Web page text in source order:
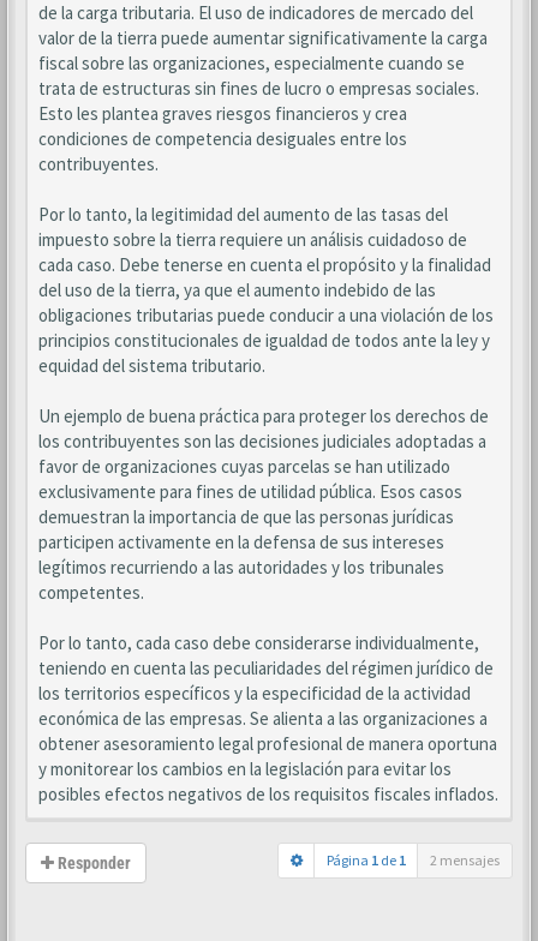
de la carga tributaria. El uso de indicadores de mercado del
valor de la tierra puede aumentar significativamente la carga
fiscal sobre las organizaciones, especialmente cuando se
trata de estructuras sin fines de lucro o empresas sociales.
Esto les plantea graves riesgos financieros y crea
condiciones de competencia desiguales entre los
contribuyentes.
Por lo tanto, la legitimidad del aumento de las tasas del
impuesto sobre la tierra requiere un análisis cuidadoso de
cada caso. Debe tenerse en cuenta el propósito y la finalidad
del uso de la tierra, ya que el aumento indebido de las
obligaciones tributarias puede conducir a una violación de los
principios constitucionales de igualdad de todos ante la ley y
equidad del sistema tributario.
Un ejemplo de buena práctica para proteger los derechos de
los contribuyentes son las decisiones judiciales adoptadas a
favor de organizaciones cuyas parcelas se han utilizado
exclusivamente para fines de utilidad pública. Esos casos
demuestran la importancia de que las personas jurídicas
participen activamente en la defensa de sus intereses
legítimos recurriendo a las autoridades y los tribunales
competentes.
Por lo tanto, cada caso debe considerarse individualmente,
teniendo en cuenta las peculiaridades del régimen jurídico de
los territorios específicos y la especificidad de la actividad
económica de las empresas. Se alienta a las organizaciones a
obtener asesoramiento legal profesional de manera oportuna
y monitorear los cambios en la legislación para evitar los
posibles efectos negativos de los requisitos fiscales inflados.
Responder Página 1 de 1 2 mensajes